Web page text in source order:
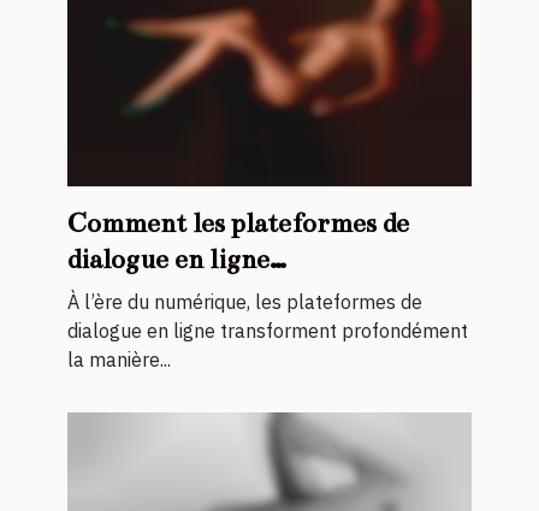
Comment les plateformes de
dialogue en ligne
révolutionnent-elles les
rencontres ?
À l’ère du numérique, les plateformes de
dialogue en ligne transforment profondément
la manière...